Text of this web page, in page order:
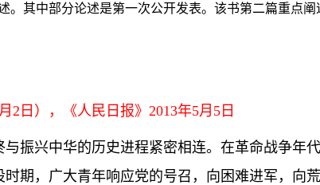
其中部分论述是第一次公开发表。该书第二篇重点阐
日），《人民日报》2013年5月5日
振兴中华的历史进程紧密相连。在革命战争年
期，广大青年响应党的号召，向困难进军，向